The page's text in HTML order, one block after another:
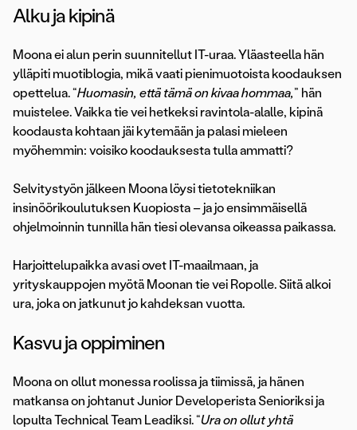
Alku ja kipinä
Moona ei alun perin suunnitellut IT-uraa. Yläasteella hän
ylläpiti muotiblogia, mikä vaati pienimuotoista koodauksen
opettelua. “Huomasin, että tämä on kivaa hommaa,” hän
muistelee. Vaikka tie vei hetkeksi ravintola-alalle, kipinä
koodausta kohtaan jäi kytemään ja palasi mieleen
myöhemmin: voisiko koodauksesta tulla ammatti?
Selvitystyön jälkeen Moona löysi tietotekniikan
insinöörikoulutuksen Kuopiosta – ja jo ensimmäisellä
ohjelmoinnin tunnilla hän tiesi olevansa oikeassa paikassa.
Harjoittelupaikka avasi ovet IT-maailmaan, ja
yrityskauppojen myötä Moonan tie vei Ropolle. Siitä alkoi
ura, joka on jatkunut jo kahdeksan vuotta.
Kasvu ja oppiminen
Moona on ollut monessa roolissa ja tiimissä, ja hänen
matkansa on johtanut Junior Developerista Senioriksi ja
lopulta Technical Team Leadiksi. “Ura on ollut yhtä